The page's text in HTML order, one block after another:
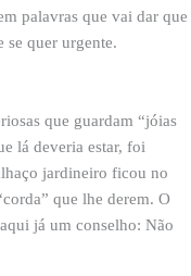
palavras que vai dar que
se quer urgente.
que guardam “jóias
lá deveria estar, foi
jardineiro ficou no
que lhe derem. O
já um conselho: Não